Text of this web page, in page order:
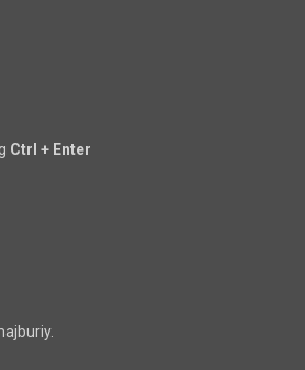
Ctrl + Enter